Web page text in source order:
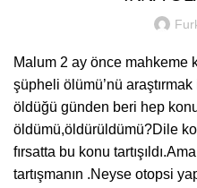
Malum 2 ay önce mahkeme
şüpheli ölümü’nü araştırmak
öldüğü günden beri hep
öldümü,öldürüldümü?Dile
fırsatta bu konu
tartışmanın .Neyse otopsi